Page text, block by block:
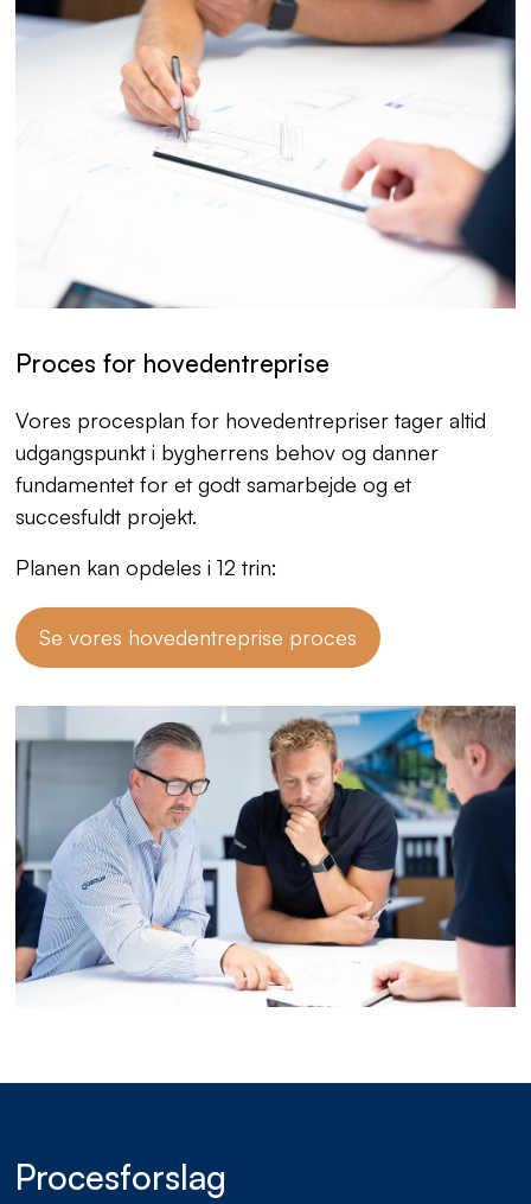
Proces for hovedentreprise
Vores procesplan for hovedentrepriser tager altid
udgangspunkt i bygherrens behov og danner
fundamentet for et godt samarbejde og et
succesfuldt projekt.
Planen kan opdeles i 12 trin:
Se vores hovedentreprise proces
Procesforslag